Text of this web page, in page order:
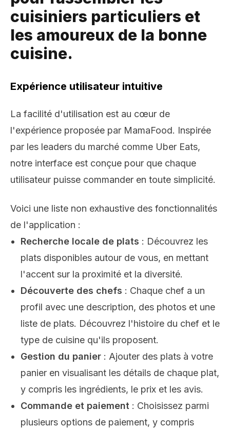
cuisiniers particuliers et
les amoureux de la bonne
cuisine.
Expérience utilisateur intuitive
La facilité d'utilisation est au cœur de
l'expérience proposée par MamaFood. Inspirée
par les leaders du marché comme Uber Eats,
notre interface est conçue pour que chaque
utilisateur puisse commander en toute simplicité.
Voici une liste non exhaustive des fonctionnalités
de l'application :
Recherche locale de plats : Découvrez les
plats disponibles autour de vous, en mettant
l'accent sur la proximité et la diversité.
Découverte des chefs : Chaque chef a un
profil avec une description, des photos et une
liste de plats. Découvrez l'histoire du chef et le
type de cuisine qu'ils proposent.
Gestion du panier : Ajouter des plats à votre
panier en visualisant les détails de chaque plat,
y compris les ingrédients, le prix et les avis.
Commande et paiement : Choisissez parmi
plusieurs options de paiement, y compris